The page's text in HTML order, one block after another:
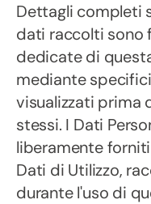
Dettagli completi
dati raccolti sono
dedicate di
mediante
visualizzati prima
stessi. I Dati
liberamente
Dati di Utilizzo,
durante l'uso di